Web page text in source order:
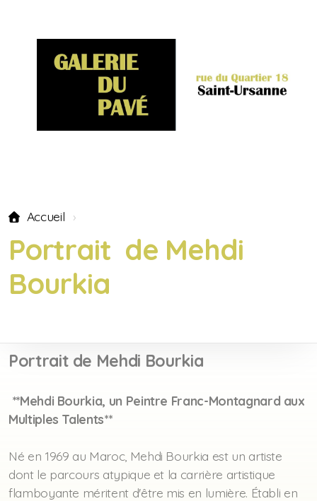
Accueil
Portrait de Mehdi
Bourkia
Portrait de Mehdi Bourkia
**Mehdi Bourkia, un Peintre Franc-Montagnard aux
Multiples Talents**
Né en 1969 au Maroc, Mehdi Bourkia est un artiste
dont le parcours atypique et la carrière artistique
flamboyante méritent d'être mis en lumière. Établi en